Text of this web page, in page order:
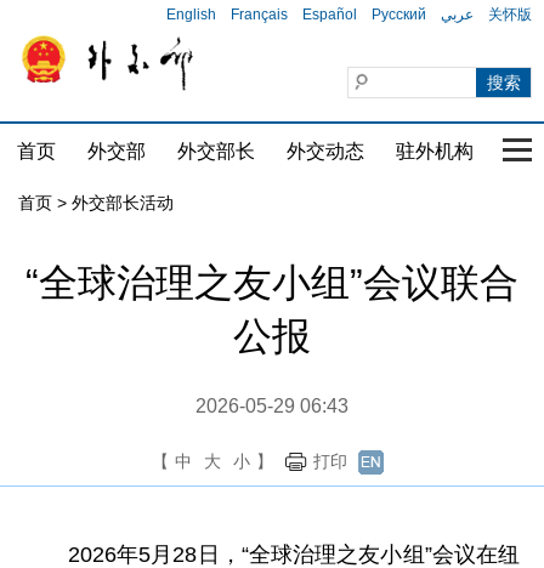
English Français Español Русский عربي 关怀版
首页 外交部 外交部长 外交动态 驻外机构 国
首页 > 外交部长活动
“全球治理之友小组”会议联合
公报
2026-05-29 06:43
【 中 大 小 】 打印
2026年5月28日，“全球治理之友小组”会议在纽